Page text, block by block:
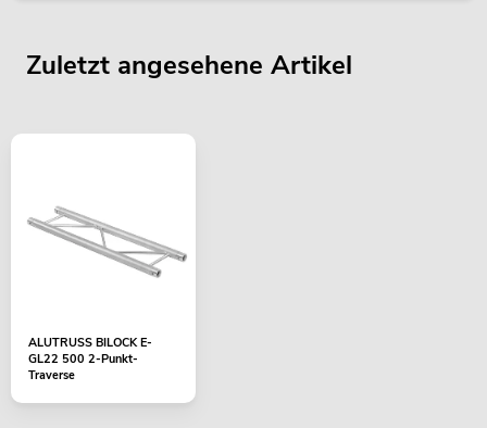
Zuletzt angesehene Artikel
ALUTRUSS BILOCK E-
GL22 500 2-Punkt-
Traverse